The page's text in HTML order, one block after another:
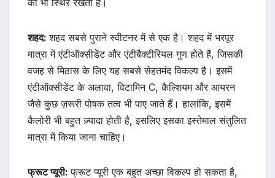
शहद:शहद सबसे पुराने स्वीटनर में से एक है। शहद में भरपूर
मात्रा में एंटीऑक्सीडेंट और एंटीबैक्टीरियल गुण होते हैं, जिसकी
वजह से मिठास के लिए यह सबसे सेहतमंद विकल्प है। इसमें
एंटीऑक्सीडेंट के अलावा, विटामिन C, कैल्शियम और आयरन
जैसे कुछ ज़रूरी पोषक तत्व भी पाए जाते हैं। हालांकि, इसमें
कैलोरी भी बहुत ज़्यादा होती है, इसलिए इसका इस्तेमाल संतुलित
मात्रा में किया जाना चाहिए।
फ्रूट प्यूरी:फ्रूट प्यूरी एक बहुत अच्छा विकल्प हो सकता है,